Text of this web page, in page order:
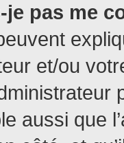
pas me
et/ou
aussi que